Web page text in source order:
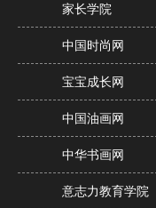
家长学院
中国时尚网
宝宝成长网
中国油画网
中华书画网
意志力教育学院